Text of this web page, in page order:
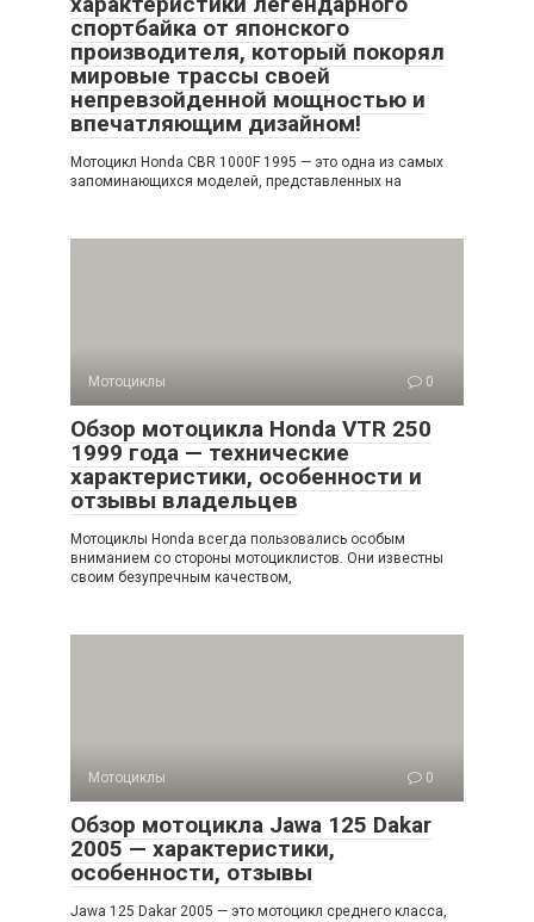
спортбайка от японского
производителя, который покорял
мировые трассы своей
непревзойденной мощностью и
впечатляющим дизайном!
Мотоцикл Honda CBR 1000F 1995 — это одна из самых
запоминающихся моделей, представленных на
Мотоциклы 0
Обзор мотоцикла Honda VTR 250
1999 года — технические
характеристики, особенности и
отзывы владельцев
Мотоциклы Honda всегда пользовались особым
вниманием со стороны мотоциклистов. Они известны
своим безупречным качеством,
Мотоциклы 0
Обзор мотоцикла Jawa 125 Dakar
2005 — характеристики,
особенности, отзывы
Jawa 125 Dakar 2005 — это мотоцикл среднего класса,